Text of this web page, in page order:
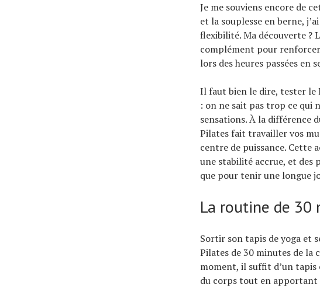
Je me souviens encore de
et la souplesse en berne,
flexibilité. Ma découverte ?
complément pour
lors des heures passées en
Il faut bien le dire, tester le
: on ne sait pas trop ce qui
sensations. À la différence
Pilates fait travailler vos
centre de puissance. Cette
une stabilité accrue, et
que pour tenir une longue
La routine de 30
Sortir son tapis de yoga et
Pilates de 30 minutes de la
moment, il suffit d’un tapis
du corps tout en